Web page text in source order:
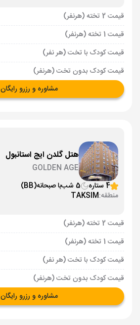
قیمت 2 تخته (هرنفر)
قیمت 1 تخته (هرنفر)
قیمت کودک با تخت (هر نفر)
قیمت کودک بدون تخت (هرنفر)
مشاوره و رزرو رایگان
هتل گلدن ایج استانبول
GOLDEN AGE
4 ستاره
5 شب با صبحانه(BB)
منطقه:TAKSIM
قیمت 2 تخته (هرنفر)
قیمت 1 تخته (هرنفر)
قیمت کودک با تخت (هر نفر)
قیمت کودک بدون تخت (هرنفر)
مشاوره و رزرو رایگان